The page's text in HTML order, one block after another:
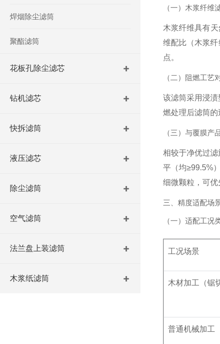
焊烟除尘滤筒
聚酯滤筒
花板孔除尘滤芯
钻机滤芯
快拆滤筒
液压滤芯
除尘滤筒
空气滤筒
法兰盘上装滤筒
木浆纸滤筒
（一）木浆纤维
木浆纤维具有
维配比（木浆
点。
（二）阻燃工艺
该滤筒采用浸
燃处理后滤筒
（三）与覆膜产
相较于净优过
平（均≥99.5%
细微颗粒，可
三、精度适配场
（一）适配工况
工况场景
木材加工（锯
普通机械加工